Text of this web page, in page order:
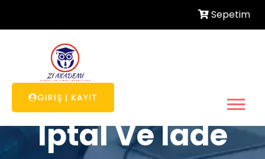
Sepetim
GIRIŞ | KAYIT
İptal Ve İade